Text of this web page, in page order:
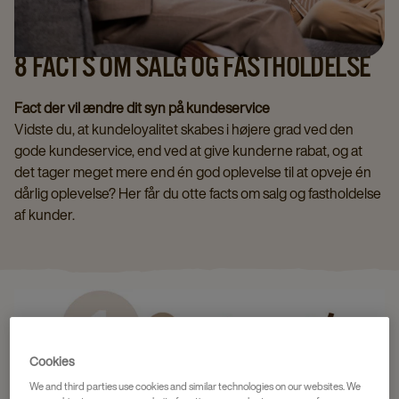
8 FACTS OM SALG OG FASTHOLDELSE
Fact der vil ændre dit syn på kundeservice
Vidste du, at kundeloyalitet skabes i højere grad ved den
gode kundeservice, end ved at give kunderne rabat, og at
det tager meget mere end én god oplevelse til at opveje én
dårlig oplevelse? Her får du otte facts om salg og fastholdelse
af kunder.
Cookies
We and third parties use cookies and similar technologies on our websites. We